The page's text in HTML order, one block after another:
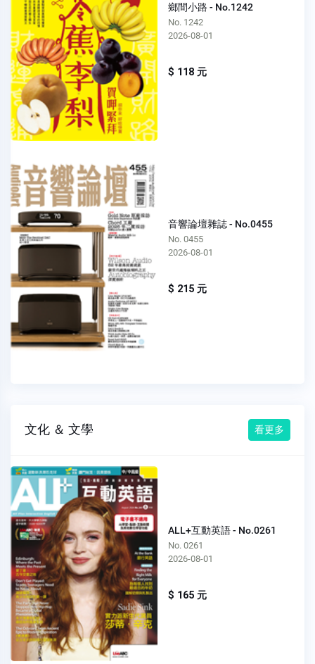
鄉間小路 - No.1242
No. 1242
2026-08-01
$ 118 元
音響論壇雜誌 - No.0455
No. 0455
2026-08-01
$ 215 元
文化 ＆ 文學 看更多
ALL+互動英語 - No.0261
No. 0261
2026-08-01
$ 165 元